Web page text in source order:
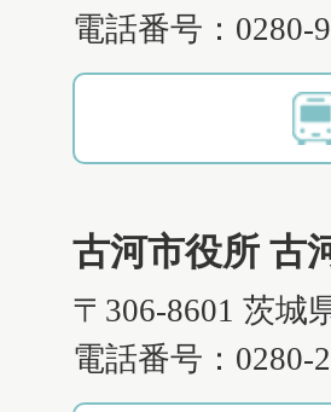
電話番号：0280-
古河市役所 古
〒306-8601 茨城
電話番号：0280-